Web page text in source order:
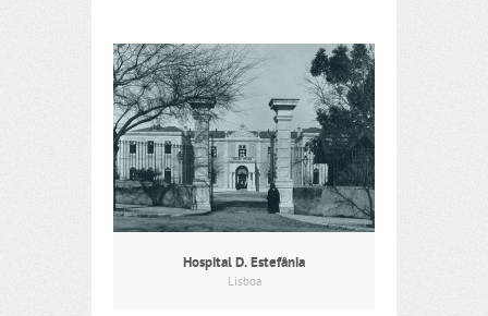
Hospital D. Estefânia
Lisboa